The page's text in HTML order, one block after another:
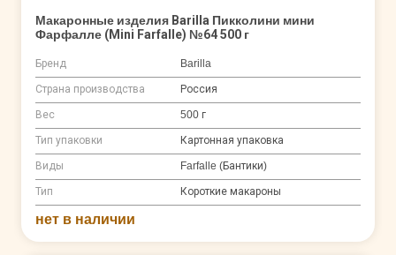
Макаронные изделия Barilla Пикколини мини
Фарфалле (Mini Farfalle) №64 500 г
Бренд Barilla
Страна производства Россия
Вес 500 г
Тип упаковки Картонная упаковка
Виды Farfalle (Бантики)
Тип Короткие макароны
нет в наличии